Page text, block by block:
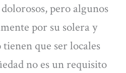
pero algunos
por su solera y
que ser locales
no es un requisito